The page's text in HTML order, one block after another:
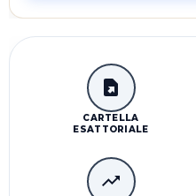
CARTELLA
ESATTORIALE